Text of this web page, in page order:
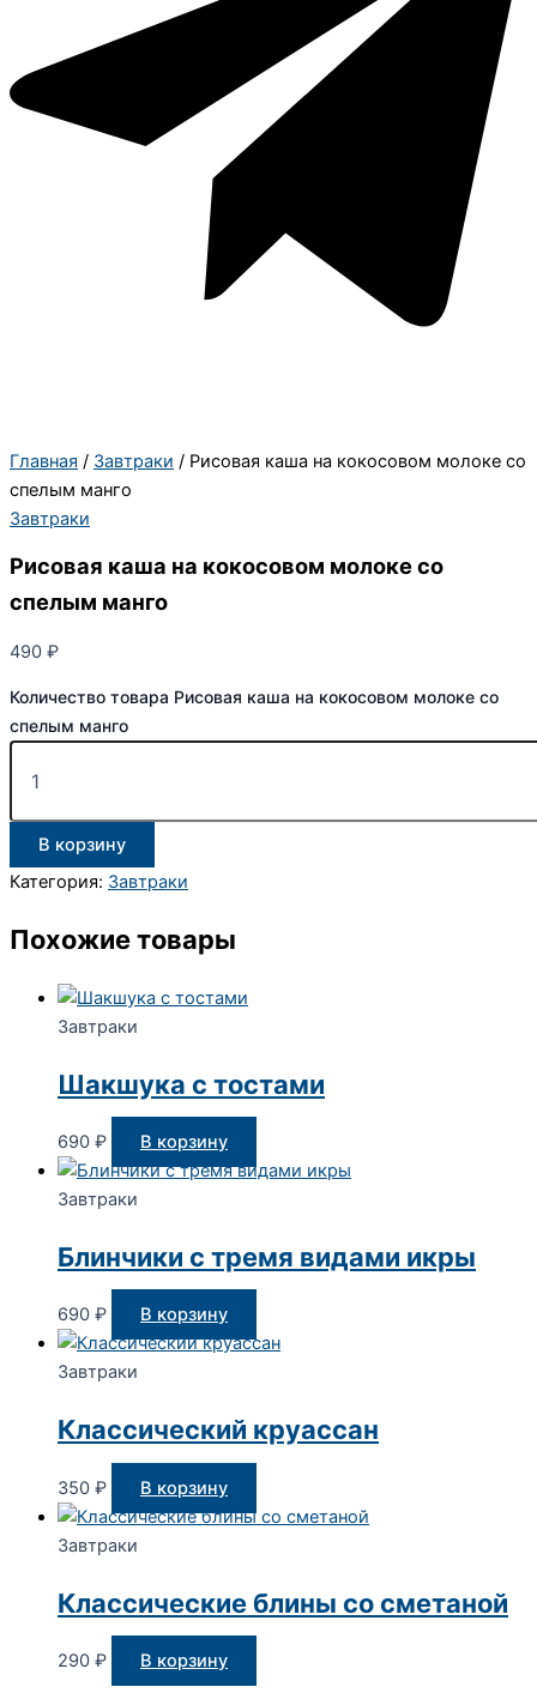
Главная / Завтраки / Рисовая каша на кокосовом молоке со
спелым манго
Завтраки
Рисовая каша на кокосовом молоке со
спелым манго
490 ₽
Количество товара Рисовая каша на кокосовом молоке со
спелым манго
В корзину
Категория: Завтраки
Похожие товары
Завтраки
Шакшука с тостами
690 ₽ В корзину
Завтраки
Блинчики с тремя видами икры
690 ₽ В корзину
Завтраки
Классический круассан
350 ₽ В корзину
Завтраки
Классические блины со сметаной
290 ₽ В корзину